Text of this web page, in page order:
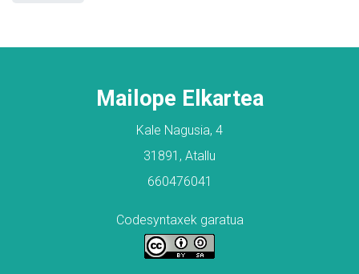
Mailope Elkartea
Kale Nagusia, 4
31891, Atallu
660476041
Codesyntaxek garatua